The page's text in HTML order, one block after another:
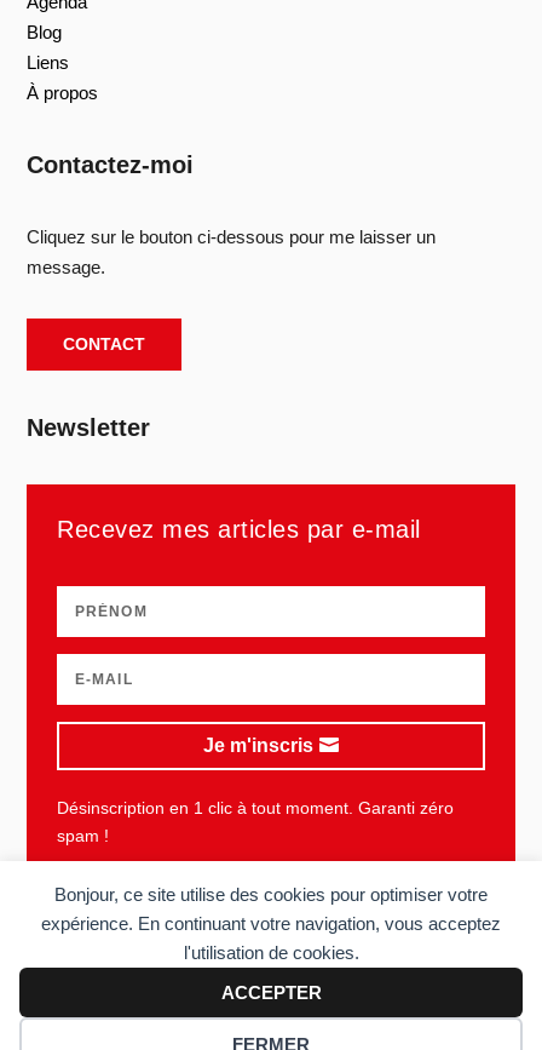
Bonjour, ce site utilise des cookies pour optimiser votre
expérience. En continuant votre navigation, vous acceptez
l'utilisation de cookies.
ACCEPTER
FERMER
Blog
Liens
À propos
Contactez-moi
Cliquez sur le bouton ci-dessous pour me laisser un
message.
CONTACT
Newsletter
Recevez mes articles par e-mail
Je m'inscris
Désinscription en 1 clic à tout moment. Garanti zéro
spam !
Plan du site Mentions légales Vie privée
Copyright © 2006-2026 Sens du client. Tous droits réservés. Réalisé
parAcolyte.